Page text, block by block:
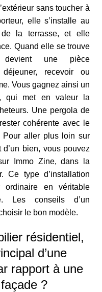
sans toucher à
elle s’installe au
la terrasse, et elle
Quand elle se trouve
devient une pièce
recevoir ou
Vous gagnez ainsi un
qui met en valeur la
Une pergola de
cohérente avec le
aller plus loin sur
d’un bien, vous pouvez
Immo Zine, dans la
. Ce type d’installation
ordinaire en véritable
Les conseils d’un
le bon modèle.
résidentiel,
d’une
rapport à une
?